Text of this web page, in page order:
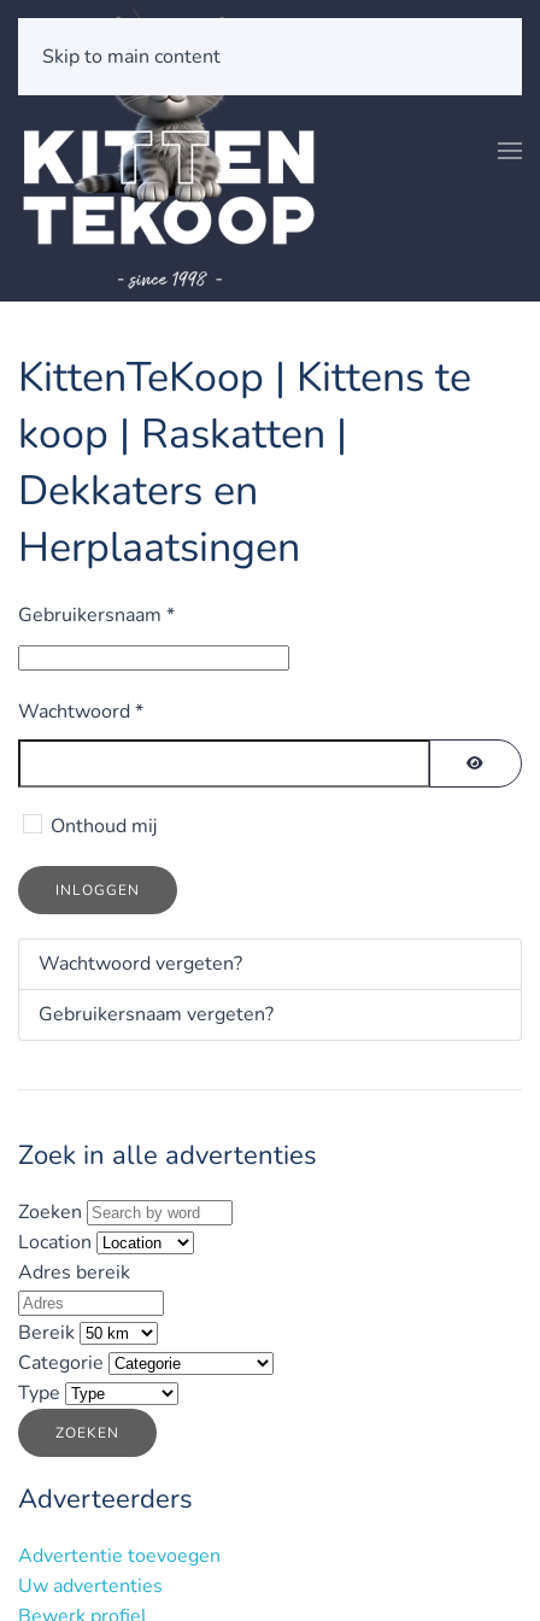
Skip to main content
KittenTeKoop | Kittens te
koop | Raskatten |
Dekkaters en
Herplaatsingen
Gebruikersnaam *
Wachtwoord *
Onthoud mij
INLOGGEN
Wachtwoord vergeten?
Gebruikersnaam vergeten?
Zoek in alle advertenties
Zoeken
Location
Adres bereik
Bereik
Categorie
Type
ZOEKEN
Adverteerders
Advertentie toevoegen
Uw advertenties